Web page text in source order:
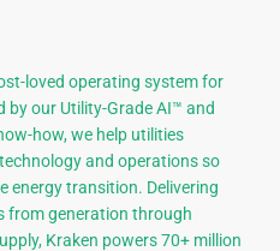
loved operating system for
by our Utility-Grade AI™ and
how, we help utilities
and operations so
energy transition. Delivering
from generation through
Kraken powers 70+ million